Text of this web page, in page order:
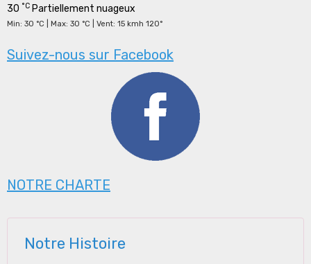
30 °C Partiellement nuageux
Min: 30 °C | Max: 30 °C | Vent: 15 kmh 120°
Suivez-nous sur Facebook
NOTRE CHARTE
Notre Histoire